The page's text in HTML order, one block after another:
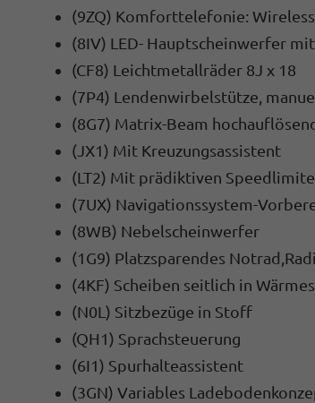
(9ZQ) Komforttelefonie:
(8IV) LED- Hauptscheinwerfer
(CF8) Leichtmetallräder 8J x 18
(7P4) Lendenwirbelstütze,
(8G7) Matrix-Beam
(JX1) Mit Kreuzungsassistent
(LT2) Mit prädiktiven
(7UX) Navigationssystem-
(8WB) Nebelscheinwerfer
(1G9) Platzsparendes
(4KF) Scheiben seitlich in
(N0L) Sitzbezüge in Stoff
(QH1) Sprachsteuerung
(6I1) Spurhalteassistent
(3GN) Variables